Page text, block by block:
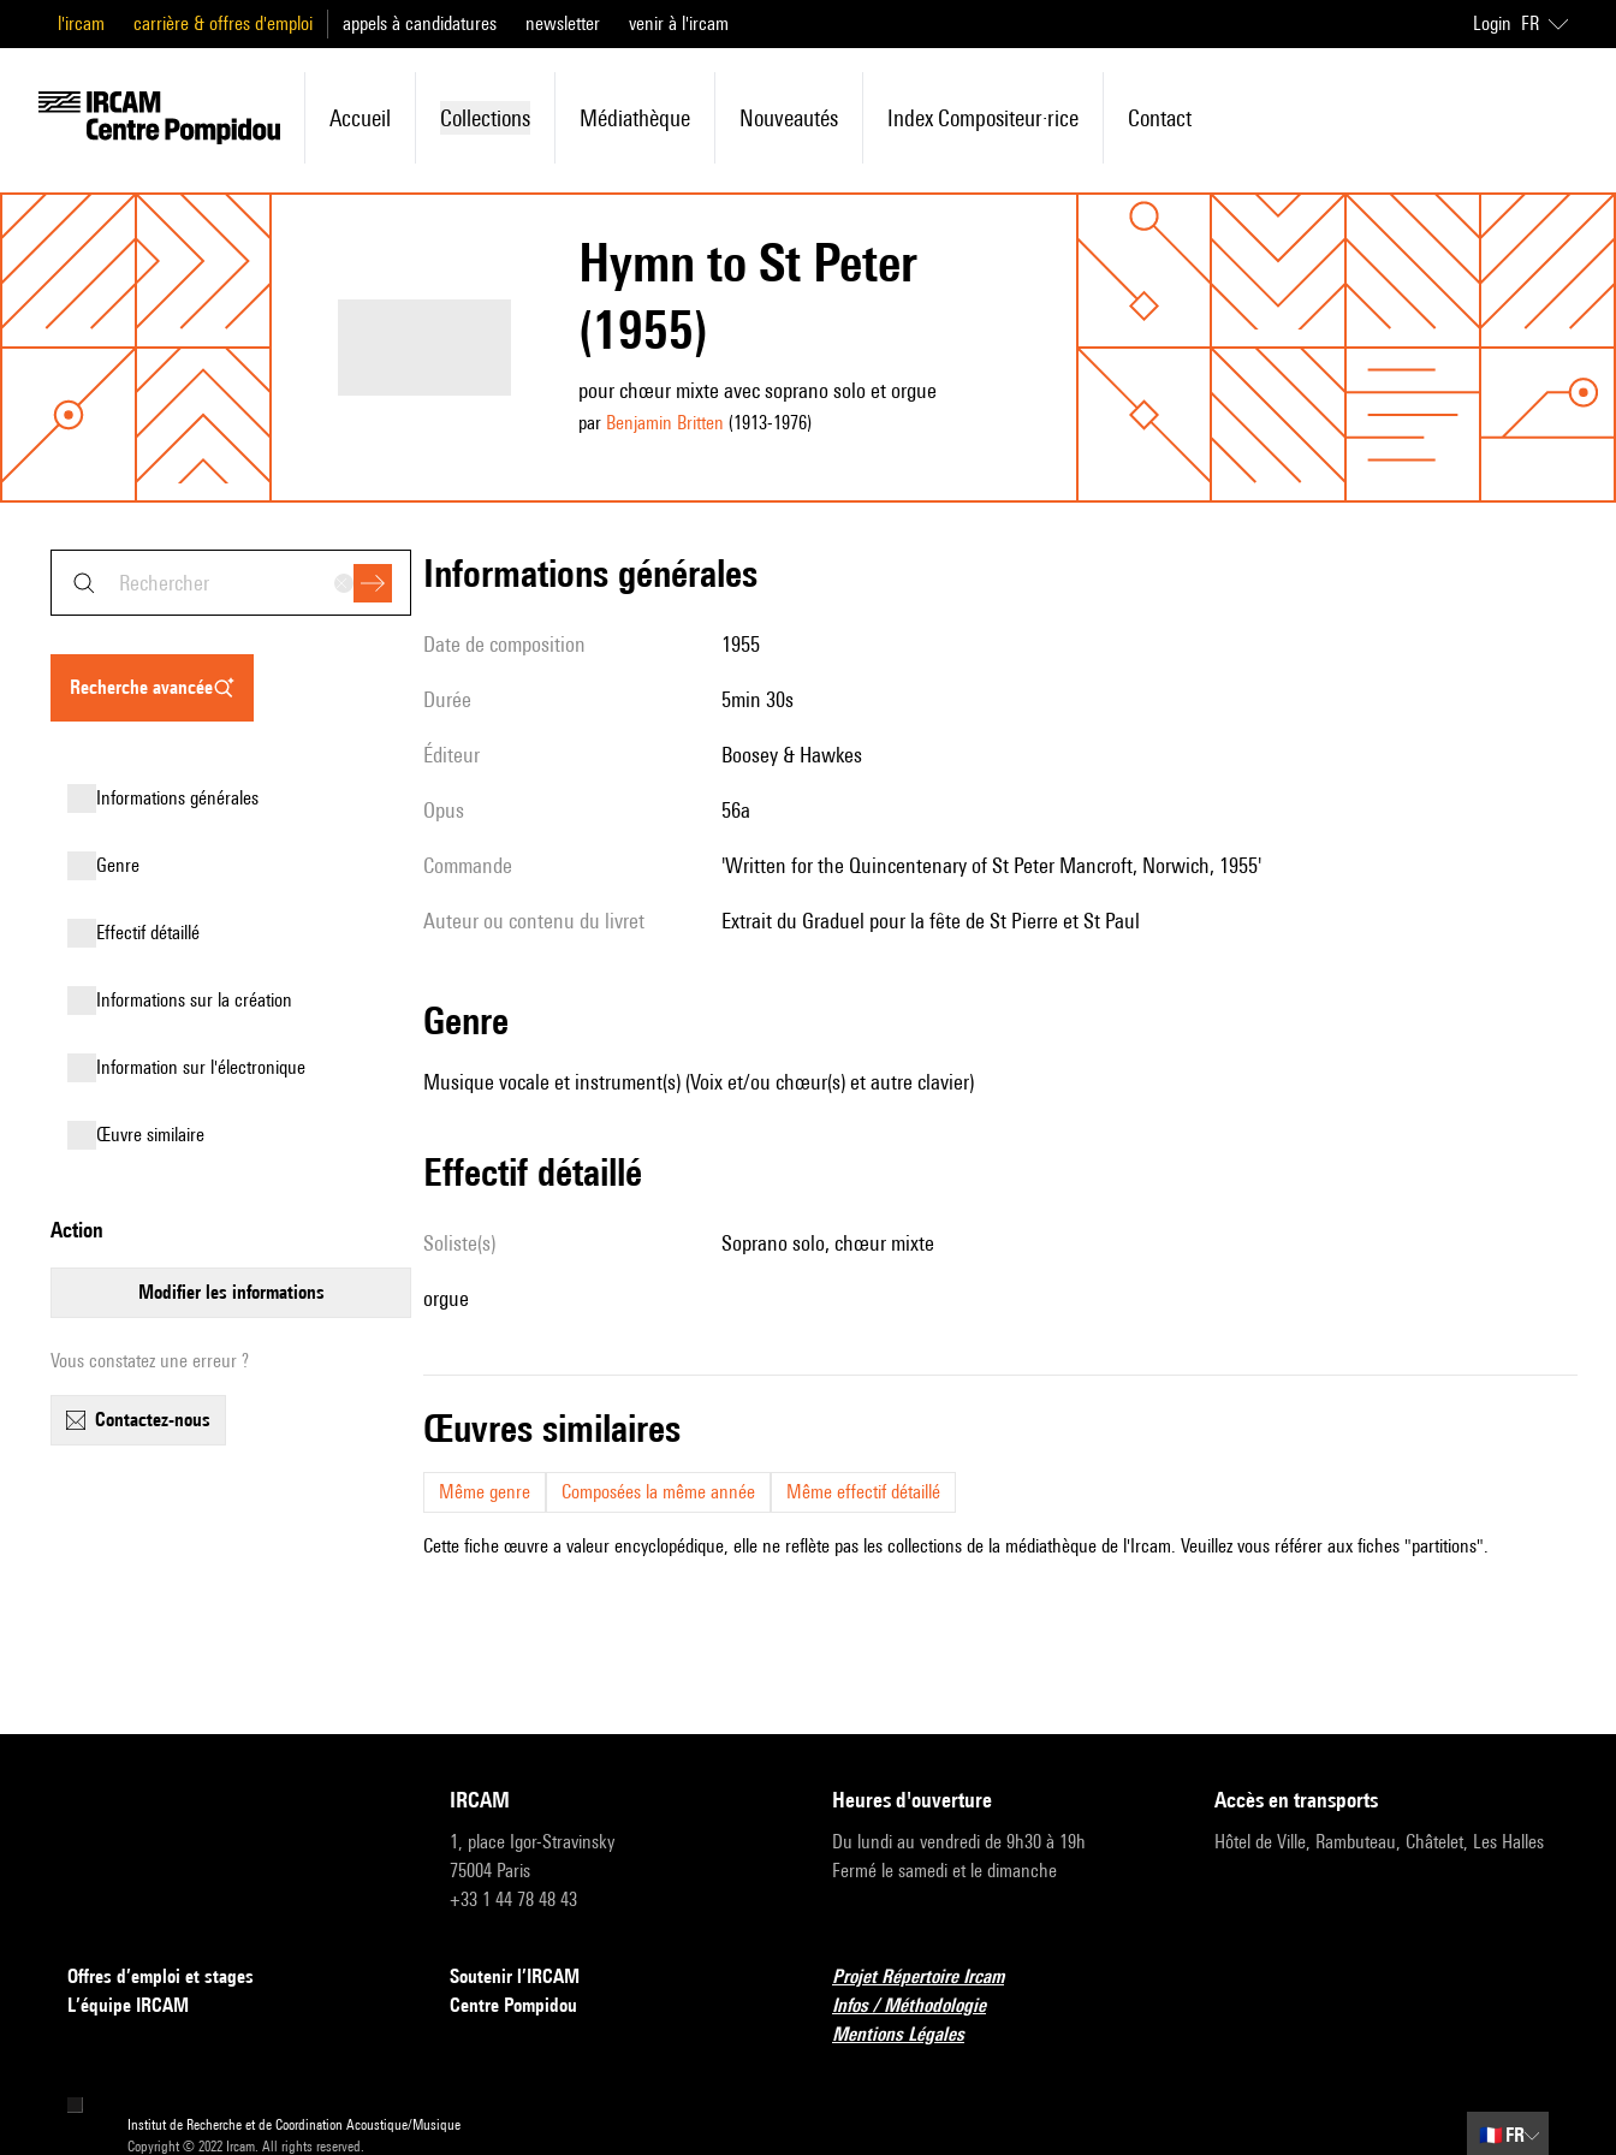
l'ircam carrière & offres d'emploi appels à candidatures newsletter venir à l'ircam Login FR
Accueil Collections Médiathèque Nouveautés Index Compositeur·rice Contact
Hymn to St Peter
(1955)
pour chœur mixte avec soprano solo et orgue
par Benjamin Britten (1913-1976)
recherche avancée
informations générales
genre
effectif détaillé
informations sur la création
Information sur l'électronique
œuvre similaire
action
modifier les informations
Vous constatez une erreur ?
contactez-nous
informations générales
date de composition 1955
durée 5min 30s
éditeur Boosey & Hawkes
Opus 56a
Commande 'Written for the Quincentenary of St Peter Mancroft, Norwich, 1955'
Auteur ou contenu du livret Extrait du Graduel pour la fête de St Pierre et St Paul
genre
Musique vocale et instrument(s) (Voix et/ou chœur(s) et autre clavier)
effectif détaillé
Soliste(s) soprano solo, chœur mixte
orgue
œuvres similaires
Même genre Composées la même année Même effectif détaillé
Cette fiche œuvre a valeur encyclopédique, elle ne reflète pas les collections de la médiathèque de l'Ircam. Veuillez vous référer aux fiches "partitions".
IRCAM
1, place Igor-Stravinsky
75004 Paris
+33 1 44 78 48 43
heures d'ouverture
Du lundi au vendredi de 9h30 à 19h
Fermé le samedi et le dimanche
accès en transports
Hôtel de Ville, Rambuteau, Châtelet, Les Halles
Offres d’emploi et stages
L’équipe IRCAM
Soutenir l’IRCAM
Centre Pompidou
Projet Répertoire Ircam
Infos / Méthodologie
Mentions Légales
Institut de Recherche et de Coordination Acoustique/Musique
Copyright © 2022 Ircam. All rights reserved.
🇫🇷 FR